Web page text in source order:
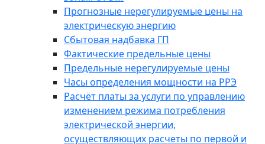
Прогнозные нерегулируемые цены на
электрическую энергию
Сбытовая надбавка ГП
Фактические предельные цены
Предельные нерегулируемые цены
Часы определения мощности на РРЭ
Расчёт платы за услуги по управлению
изменением режима потребления
электрической энергии,
осуществляющих расчеты по первой и